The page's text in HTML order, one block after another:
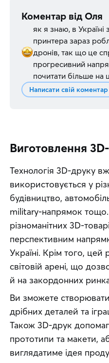
Коментар від Оля
як я знаю, в
принтера зараз
дронів, так що це
прогресивний
почитати більше на
Написати свій коментар
Виготовлення
Технологія 3D-друку
використовується у
будівництво,
military-напрямок
різноманітних 3D-
перспективним
Україні. Крім того, цей
світовій арені, що
й на закордонних
Ви зможете створювати
дрібних деталей та
Також 3D-друк
прототипи та макети,
виглядатиме ідея